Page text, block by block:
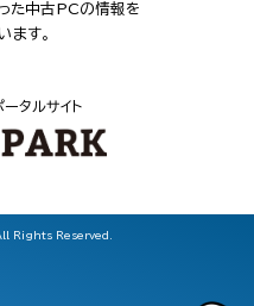
た中古PCの情報を
ます。
タルサイト
Rights Reserved.